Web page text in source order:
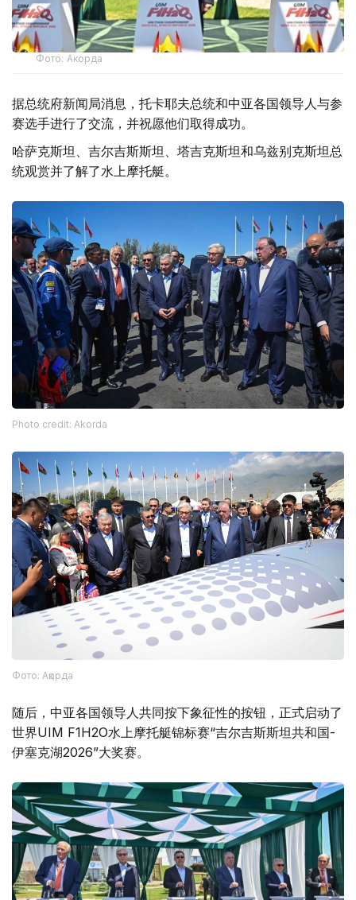
Фото: Акорда
据总统府新闻局消息，托卡耶夫总统和中亚各国领导人与参
赛选手进行了交流，并祝愿他们取得成功。
哈萨克斯坦、吉尔吉斯斯坦、塔吉克斯坦和乌兹别克斯坦总
统观赏并了解了水上摩托艇。
Photo credit: Akorda
Фото: Ақорда
随后，中亚各国领导人共同按下象征性的按钮，正式启动了
世界UIM F1H2O水上摩托艇锦标赛“吉尔吉斯斯坦共和国-
伊塞克湖2026”大奖赛。